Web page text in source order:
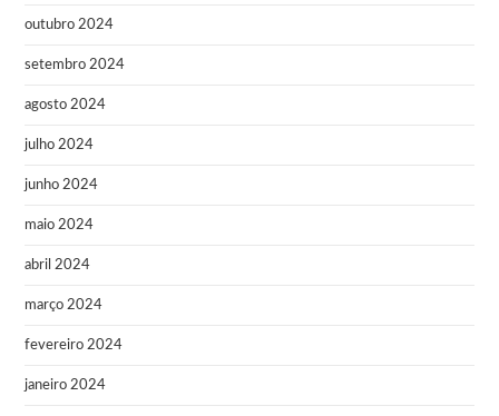
outubro 2024
setembro 2024
agosto 2024
julho 2024
junho 2024
maio 2024
abril 2024
março 2024
fevereiro 2024
janeiro 2024